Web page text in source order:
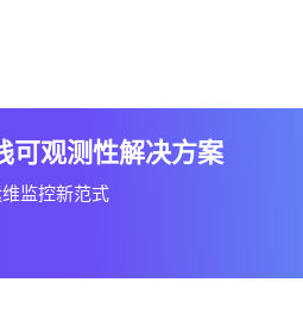
观测性解决方案
监控新范式